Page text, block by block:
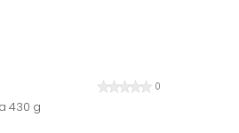
0
430 g